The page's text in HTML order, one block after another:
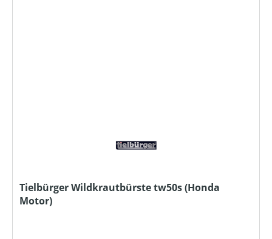
Tielbürger Wildkrautbürste tw50s (Honda
Motor)